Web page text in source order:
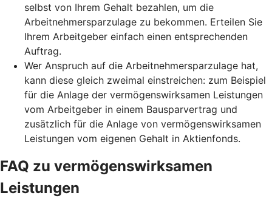
selbst von Ihrem Gehalt bezahlen, um die
Arbeitnehmersparzulage zu bekommen. Erteilen Sie
Ihrem Arbeitgeber einfach einen entsprechenden
Auftrag.
Wer Anspruch auf die Arbeitnehmersparzulage hat,
kann diese gleich zweimal einstreichen: zum Beispiel
für die Anlage der vermögenswirksamen Leistungen
vom Arbeitgeber in einem Bausparvertrag und
zusätzlich für die Anlage von vermögenswirksamen
Leistungen vom eigenen Gehalt in Aktienfonds.
FAQ zu vermögenswirksamen
Leistungen